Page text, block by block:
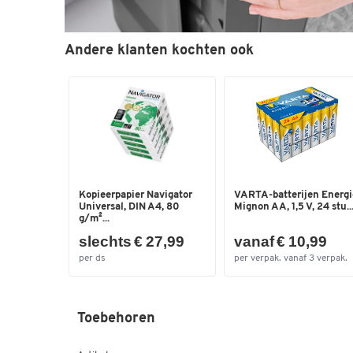
Andere klanten kochten ook
Kopieerpapier Navigator
Universal, DIN A4, 80
g/m²...
slechts € 27,99
per ds
VARTA-batterijen
Mignon AA, 1,5 V, 24 stu...
vanaf € 10,99
per verpak. vanaf 3 verpak.
Toebehoren